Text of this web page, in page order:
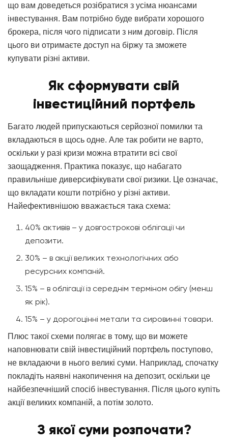
що вам доведеться розібратися з усіма нюансами
інвестування. Вам потрібно буде вибрати хорошого
брокера, після чого підписати з ним договір. Після
цього ви отримаєте доступ на біржу та зможете
купувати різні активи.
Як сформувати свій
інвестиційний портфель
Багато людей припускаються серйозної помилки та
вкладаються в щось одне. Але так робити не варто,
оскільки у разі кризи можна втратити всі свої
заощадження. Практика показує, що набагато
правильніше диверсифікувати свої ризики. Це означає,
що вкладати кошти потрібно у різні активи.
Найефективнішою вважається така схема:
40% активів – у довгострокові облігації чи
депозити.
30% – в акції великих технологічних або
ресурсних компаній.
15% – в облігації із середнім терміном обігу (менш
як рік).
15% – у дорогоцінні метали та сировинні товари.
Плюс такої схеми полягає в тому, що ви можете
наповнювати свій інвестиційний портфель поступово,
не вкладаючи в нього великі суми. Наприклад, спочатку
покладіть наявні накопичення на депозит, оскільки це
найбезпечніший спосіб інвестування. Після цього купіть
акції великих компаній, а потім золото.
З якої суми розпочати?